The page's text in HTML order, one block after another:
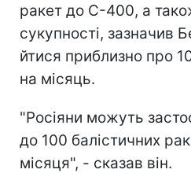
ракет до С-400, а
сукупності, зазначив
йтися приблизно про
на місяць.
"Росіяни можуть
до 100 балістичних
місяця", - сказав він.